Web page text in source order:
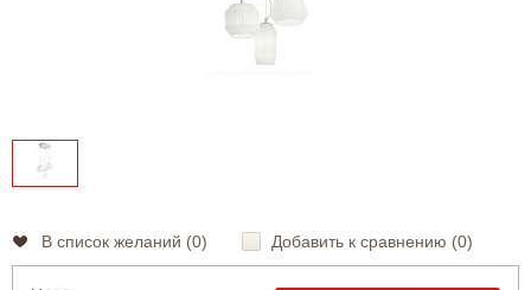
В список желаний (0) Добавить к сравнению (0)